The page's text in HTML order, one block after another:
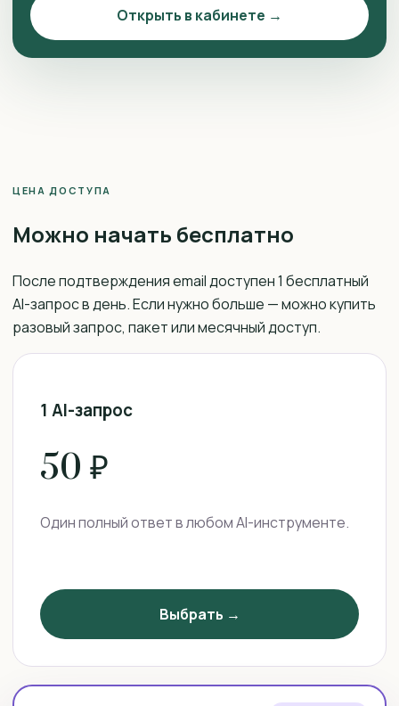
Открыть в кабинете →
ЦЕНА ДОСТУПА
Можно начать бесплатно
После подтверждения email доступен 1 бесплатный
AI-запрос в день. Если нужно больше — можно купить
разовый запрос, пакет или месячный доступ.
1 AI-запрос
50 ₽
Один полный ответ в любом AI-инструменте.
Выбрать →